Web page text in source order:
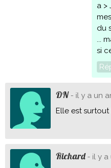
a >
du
...
si
DN- il y a un
Elle est
Richard - il y a